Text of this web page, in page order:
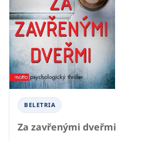
BELETRIA
Za zavřenými dveřmi